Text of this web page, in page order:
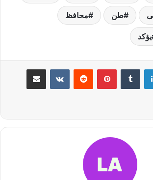
طن محافظ
يؤكد
لينكدإن بينتيريست مشاركة عبر البريد